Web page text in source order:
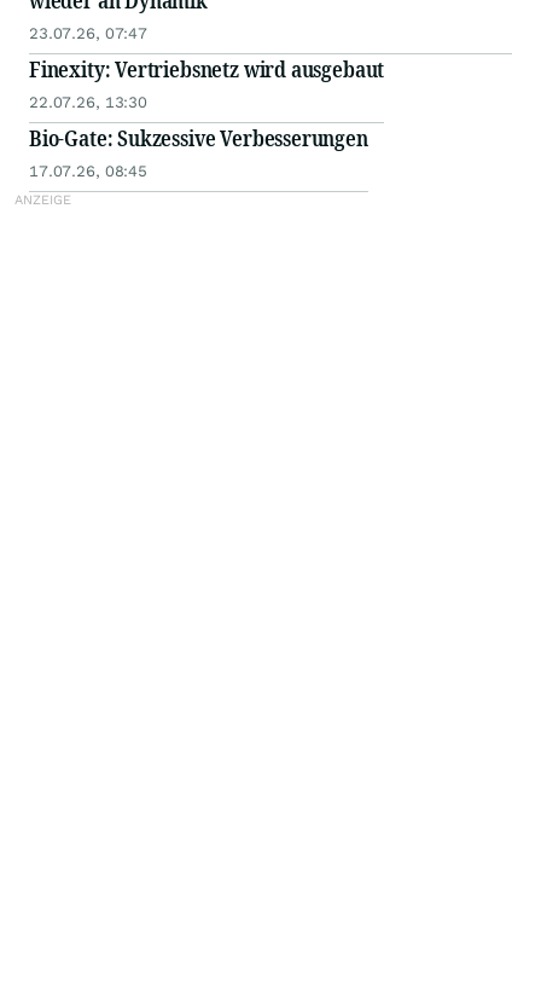
23.07.26, 07:47
Finexity: Vertriebsnetz wird ausgebaut
22.07.26, 13:30
Bio-Gate: Sukzessive Verbesserungen
17.07.26, 08:45